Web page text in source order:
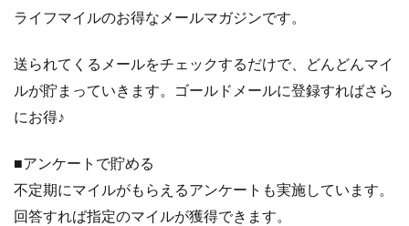
ライフマイルのお得なメールマガジンです。
送られてくるメールをチェックするだけで、どんどんマイ
ルが貯まっていきます。ゴールドメールに登録すればさら
にお得♪
■アンケートで貯める
不定期にマイルがもらえるアンケートも実施しています。
回答すれば指定のマイルが獲得できます。